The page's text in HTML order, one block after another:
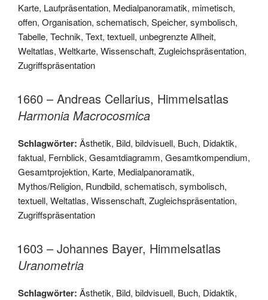
Karte, Laufpräsentation, Medialpanoramatik, mimetisch,
offen, Organisation, schematisch, Speicher, symbolisch,
Tabelle, Technik, Text, textuell, unbegrenzte Allheit,
Weltatlas, Weltkarte, Wissenschaft, Zugleichspräsentation,
Zugriffspräsentation
1660 – Andreas Cellarius, Himmelsatlas
Harmonia Macrocosmica
Schlagwörter: Ästhetik, Bild, bildvisuell, Buch, Didaktik,
faktual, Fernblick, Gesamtdiagramm, Gesamtkompendium,
Gesamtprojektion, Karte, Medialpanoramatik,
Mythos/Religion, Rundbild, schematisch, symbolisch,
textuell, Weltatlas, Wissenschaft, Zugleichspräsentation,
Zugriffspräsentation
1603 – Johannes Bayer, Himmelsatlas
Uranometria
Schlagwörter: Ästhetik, Bild, bildvisuell, Buch, Didaktik,